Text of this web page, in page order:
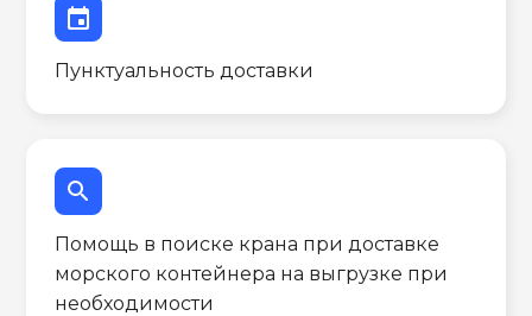
event
Пунктуальность доставки
search
Помощь в поиске крана при доставке
морского контейнера на выгрузке при
необходимости